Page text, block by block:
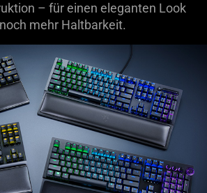
– für einen eleganten Look
mehr Haltbarkeit.